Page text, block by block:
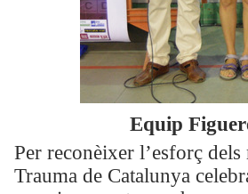
Equip
Per reconèixer l’esforç
Trauma de Catalunya